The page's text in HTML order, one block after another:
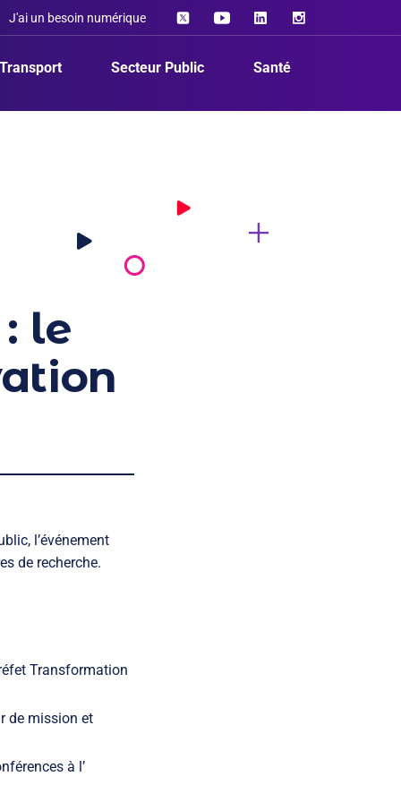
J'ai un besoin numérique
Transport Secteur Public Santé
le
l’événement
de recherche.
Transformation
de mission et
à l’